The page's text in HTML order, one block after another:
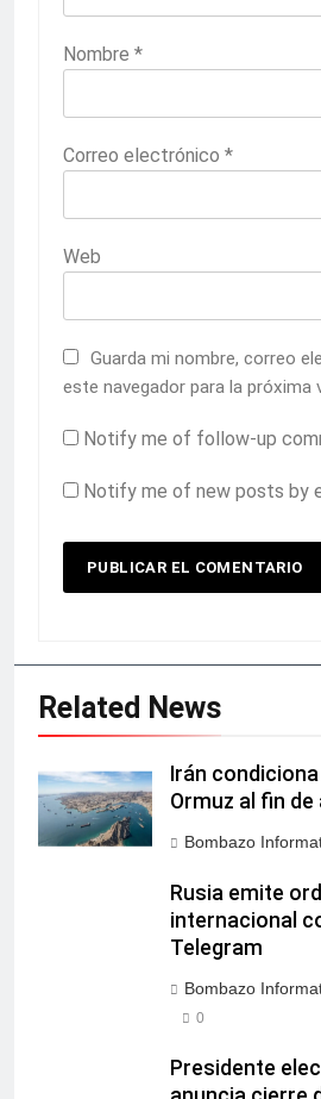
Nombre *
Correo electrónico *
Web
Guarda mi nombre, correo
este navegador para la próxima
Notify me of follow-up
Notify me of new posts by
Related News
Irán
Ormuz al fin de
Bombazo
Rusia emite
internacional
Telegram
Bombazo
0
Presidente